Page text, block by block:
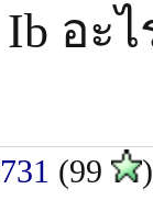
อะ
(99 )